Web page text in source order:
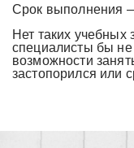
Срок выполнения
Нет таких учебных
специалисты бы не
возможности
застопорился или